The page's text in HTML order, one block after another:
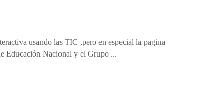
usando las TIC ,pero en especial la pagina
Educación Nacional y el Grupo ...